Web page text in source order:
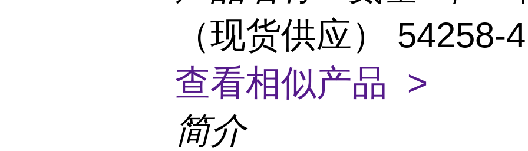
（现货供应） 54258-
查看相似产品 >
简介